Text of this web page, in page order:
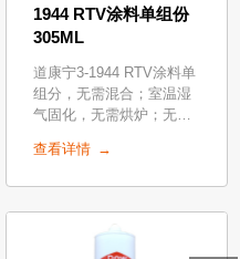
1944 RTV涂料单组份
305ML
道康宁3-1944 RTV涂料单
组分，无需混合；室温湿
气固化，无需烘炉；无溶
查看详情